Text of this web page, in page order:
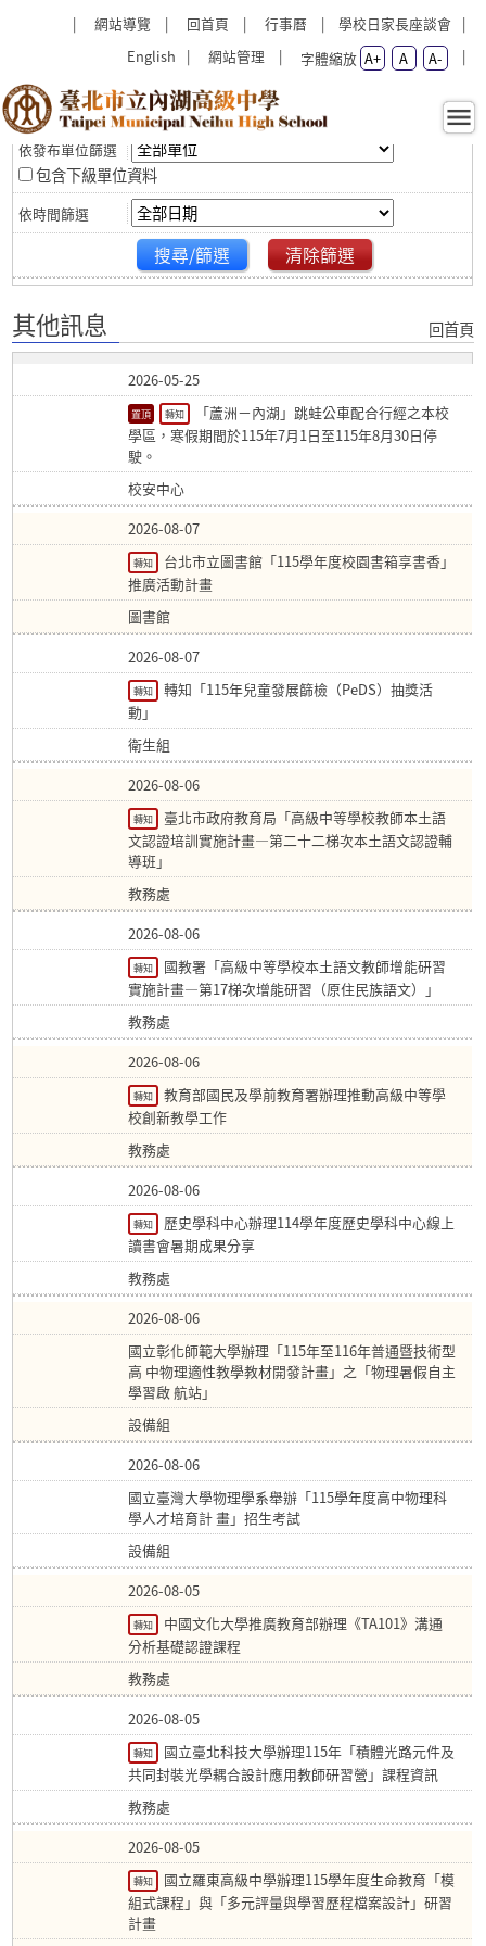
網站導覽
回首頁 行事曆
學校日家長座談會
English
網站管理 字體縮放 A+ A A-
其他訊息 - 臺北市立內湖高級
中學
包含下級單位資料
搜尋/篩選 清除篩選
其他訊息 回首頁
2026-05-25
轉知
「蘆洲－內湖」跳蛙公車配合行經之本校
學區，寒假期間於115年7月1日至115年8月30日停
駛。
校安中心
2026-08-07
轉知
台北市立圖書館「115學年度校園書箱享書香」
推廣活動計畫
圖書館
2026-08-07
轉知
轉知「115年兒童發展篩檢（PeDS）抽獎活
動」
衛生組
2026-08-06
轉知
臺北市政府教育局「高級中等學校教師本土語
文認證培訓實施計畫—第二十二梯次本土語文認證輔
導班」
教務處
2026-08-06
轉知
國教署「高級中等學校本土語文教師增能研習
實施計畫—第17梯次增能研習（原住民族語文）」
教務處
2026-08-06
轉知
教育部國民及學前教育署辦理推動高級中等學
校創新教學工作
教務處
2026-08-06
轉知
歷史學科中心辦理114學年度歷史學科中心線上
讀書會暑期成果分享
教務處
2026-08-06
國立彰化師範大學辦理「115年至116年普通暨技術型
高 中物理適性教學教材開發計畫」之「物理暑假自主
學習啟 航站」
設備組
2026-08-06
國立臺灣大學物理學系舉辦「115學年度高中物理科
學人才培育計 畫」招生考試
設備組
2026-08-05
轉知
中國文化大學推廣教育部辦理《TA101》溝通
分析基礎認證課程
教務處
2026-08-05
轉知
國立臺北科技大學辦理115年「積體光路元件及
共同封裝光學耦合設計應用教師研習營」課程資訊
教務處
2026-08-05
轉知
國立羅東高級中學辦理115學年度生命教育「模
組式課程」與「多元評量與學習歷程檔案設計」研習
計畫